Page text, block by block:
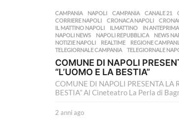
i
a
g
o
CAMPANIA ,NAPOLI CAMPANIA ,CANALE 21 ,
CORRIERE NAPOLI
,CRONACA NAPOLI ,
IL MATTINO NAPOLI
,ILMATTINO ,IN ANTEPRIMA
NAPOLI NEWS
,NAPOLI REPUBBLICA ,NEWS
NOTIZIE NAPOLI
,REALTIME ,REGIONE
TELEGIORNALE CAMPANIA
,TELEGIORNALE
COMUNE DI NAPOLI
“L’UOMO E LA BESTIA”
COMUNE DI NAPOLI PRESENTA LA
BESTIA” Al Cineteatro La Perla di
2 anni ago